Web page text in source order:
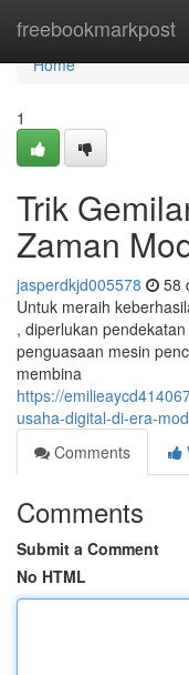
freebookmarkpost
Home
Home
1
Trik
Zaman
jasperdkjd005578 58
Untuk meraih
, diperlukan
penguasaan mesin
membina
https://
usaha-digital-di-era-
Comments
Comments
Submit a Comment
No HTML